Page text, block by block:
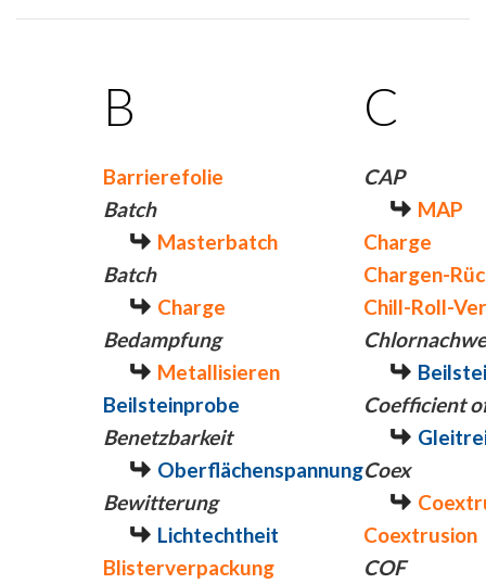
B
Barrierefolie
Batch
Masterbatch
Batch
Charge
Bedampfung
Metallisieren
Beilsteinprobe
Benetzbarkeit
Oberflächenspannung
Bewitterung
Lichtechtheit
Blisterverpackung
C
CAP
MAP
Charge
Chargen-
Chill-Roll-
Coefficient
Coex
Coextrusion
COF